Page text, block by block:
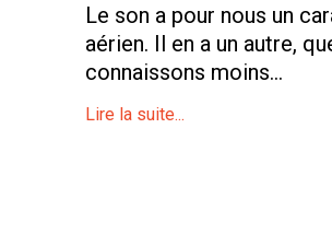
Le son a pour nous un
aérien. Il en a un autre,
connaissons moins...
Lire la suite...